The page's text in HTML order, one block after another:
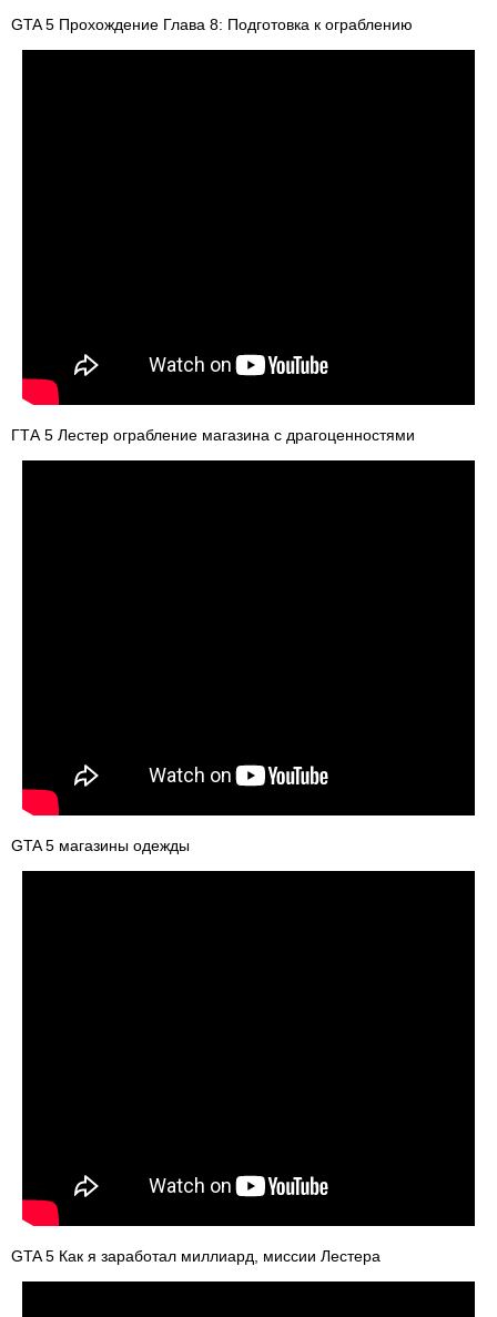
GTA 5 Прохождение Глава 8: Подготовка к ограблению
ГТА 5 Лестер ограбление магазина с драгоценностями
GTA 5 магазины одежды
GTA 5 Как я заработал миллиард, миссии Лестера